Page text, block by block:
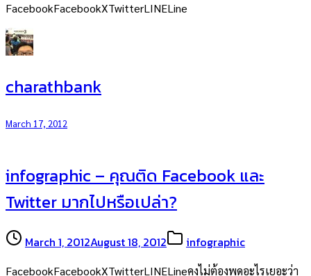
FacebookFacebookXTwitterLINELine
charathbank
March 17, 2012
infographic – คุณติด Facebook และ
Twitter มากไปหรือเปล่า?
March 1, 2012August 18, 2012 infographic
FacebookFacebookXTwitterLINELineคงไม่ต้องพูดอะไรเยอะว่า